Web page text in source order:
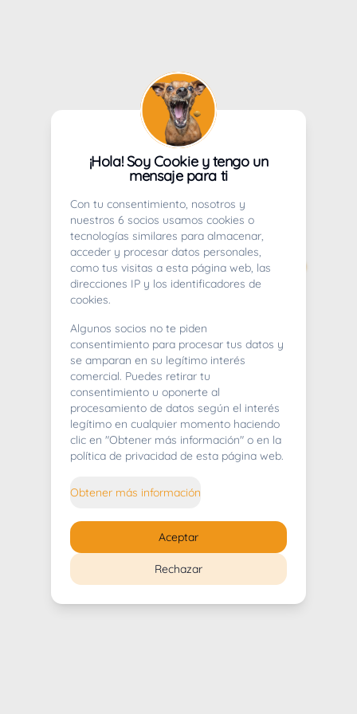
404
Whoops! Lo sentimos mucho.
¡Hola! Soy Cookie y tengo un
mensaje para ti
Con tu consentimiento, nosotros y
nuestros 6 socios usamos cookies o
tecnologías similares para almacenar,
acceder y procesar datos personales,
como tus visitas a esta página web, las
direcciones IP y los identificadores de
cookies.
Algunos socios no te piden
consentimiento para procesar tus datos y
se amparan en su legítimo interés
comercial. Puedes retirar tu
consentimiento u oponerte al
procesamiento de datos según el interés
legítimo en cualquier momento haciendo
clic en "Obtener más información" o en la
política de privacidad de esta página web.
Obtener más información
Rechazar
Aceptar